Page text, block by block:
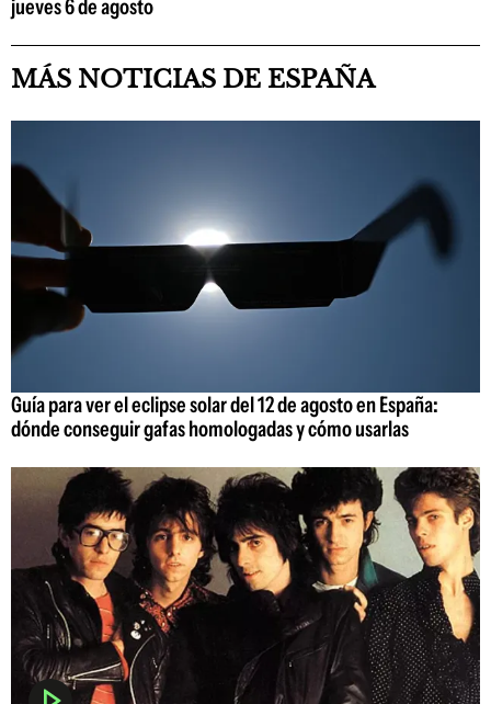
jueves 6 de agosto
MÁS NOTICIAS DE ESPAÑA
Guía para ver el eclipse solar del 12 de agosto en España:
dónde conseguir gafas homologadas y cómo usarlas